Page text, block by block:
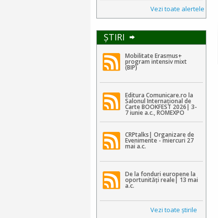
Vezi toate alertele
ŞTIRI
Mobilitate Erasmus+
program intensiv mixt
(BIP)
Editura Comunicare.ro la
Salonul Internațional de
Carte BOOKFEST 2026| 3-
7 iunie a.c., ROMEXPO
CRPtalks| Organizare de
Evenimente - miercuri 27
mai a.c.
De la fonduri europene la
oportunități reale| 13 mai
a.c.
Vezi toate ştirile